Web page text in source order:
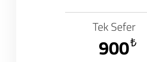
Tek Sefer
₺
900